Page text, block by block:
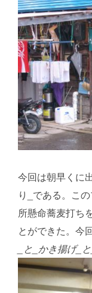
今回は朝早くに
り_である。こ
所懸命蕎麦打ち
とができた。今
_と_かき揚げ_